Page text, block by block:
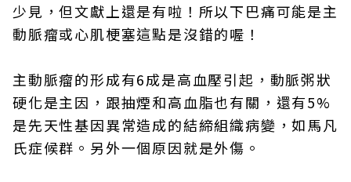
少見，但文獻上還是有啦！所以下巴痛可能是主
動脈瘤或心肌梗塞這點是沒錯的喔！
主動脈瘤的形成有6成是高血壓引起，動脈粥狀
硬化是主因，跟抽煙和高血脂也有關，還有5%
是先天性基因異常造成的結締組織病變，如馬凡
氏症候群。另外一個原因就是外傷。